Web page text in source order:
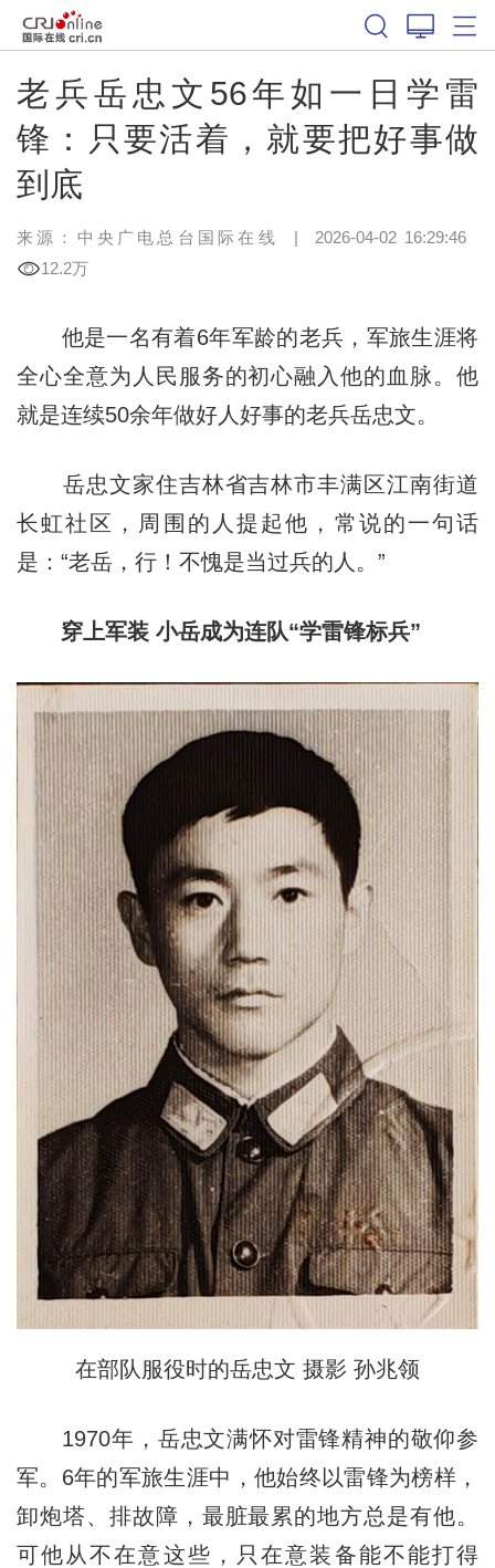
老兵岳忠文56年如一日学雷
锋：只要活着，就要把好事做
到底
来源：中央广电总台国际在线 | 2026-04-02 16:29:46
12.2万
他是一名有着6年军龄的老兵，军旅生涯将
全心全意为人民服务的初心融入他的血脉。他
就是连续50余年做好人好事的老兵岳忠文。
岳忠文家住吉林省吉林市丰满区江南街道
长虹社区，周围的人提起他，常说的一句话
是：“老岳，行！不愧是当过兵的人。”
穿上军装 小岳成为连队“学雷锋标兵”
在部队服役时的岳忠文 摄影 孙兆领
1970年，岳忠文满怀对雷锋精神的敬仰参
军。6年的军旅生涯中，他始终以雷锋为榜样，
卸炮塔、排故障，最脏最累的地方总是有他。
可他从不在意这些，只在意装备能不能打得